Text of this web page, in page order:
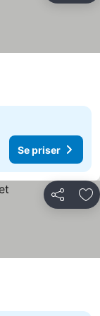
Se priser
Del